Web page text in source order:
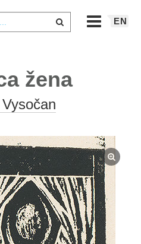
EN
žena